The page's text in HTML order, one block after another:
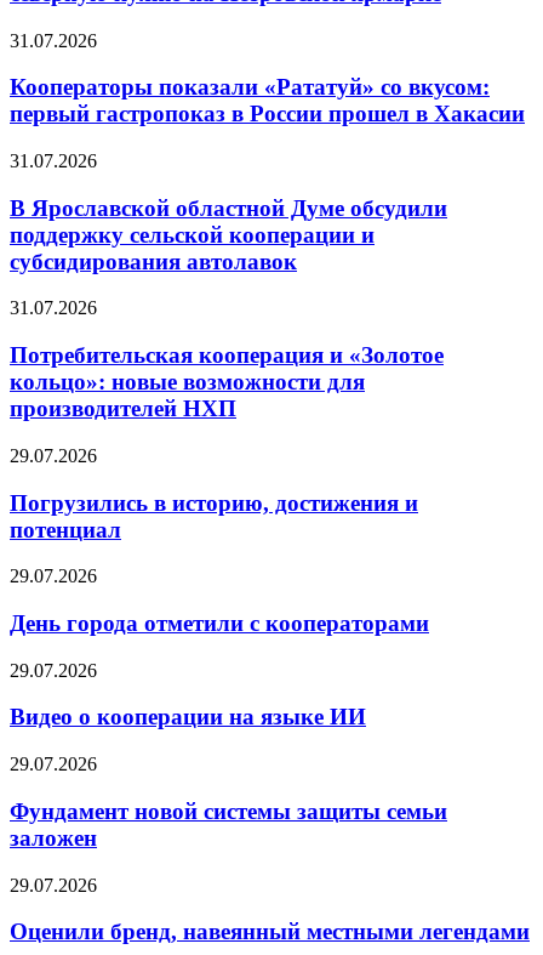
31.07.2026
Кооператоры показали «Рататуй» со вкусом:
первый гастропоказ в России прошел в Хакасии
31.07.2026
В Ярославской областной Думе обсудили
поддержку сельской кооперации и
субсидирования автолавок
31.07.2026
Потребительская кооперация и «Золотое
кольцо»: новые возможности для
производителей НХП
29.07.2026
Погрузились в историю, достижения и
потенциал
29.07.2026
День города отметили с кооператорами
29.07.2026
Видео о кооперации на языке ИИ
29.07.2026
Фундамент новой системы защиты семьи
заложен
29.07.2026
Оценили бренд, навеянный местными легендами